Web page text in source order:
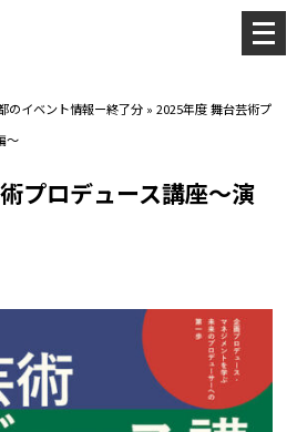
のイベント情報ー終了分 »2025年度 舞台芸術プ
〜
プロデュース講座〜演
メ
ニ
ー
開